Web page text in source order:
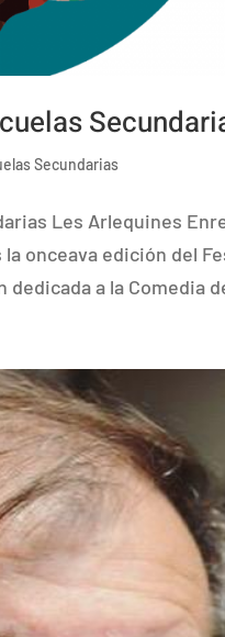
Secundarias
Les Arlequines
onceava edición del
a la Comedia